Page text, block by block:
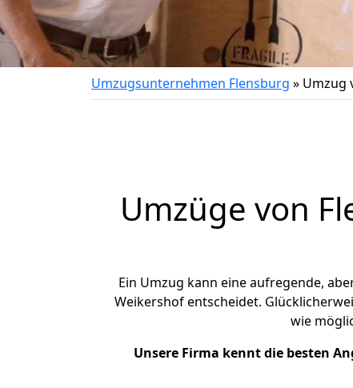
Umzugsunternehmen Flensburg » Umzug
Umzüge von
Ein Umzug kann eine aufregende,
Weikershof entscheidet.
wie
Unsere Firma kennt die besten